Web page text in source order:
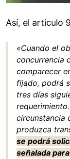
Así, el artículo
«Cuando el
concurrencia
comparecer
fijado, podrá
tres días
circunstancia
produzca
se podrá
señalada